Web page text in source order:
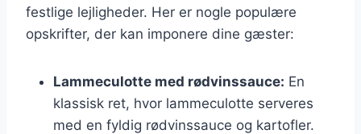
festlige lejligheder. Her er nogle populære
opskrifter, der kan imponere dine gæster:
Lammeculotte med rødvinssauce: En
klassisk ret, hvor lammeculotte serveres
med en fyldig rødvinssauce og kartofler.